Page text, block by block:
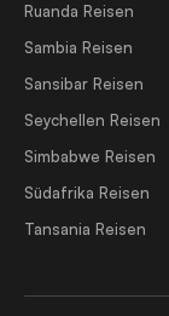
Ruanda Reisen
Sambia Reisen
Sansibar Reisen
Seychellen Reisen
Simbabwe Reisen
Südafrika Reisen
Tansania Reisen